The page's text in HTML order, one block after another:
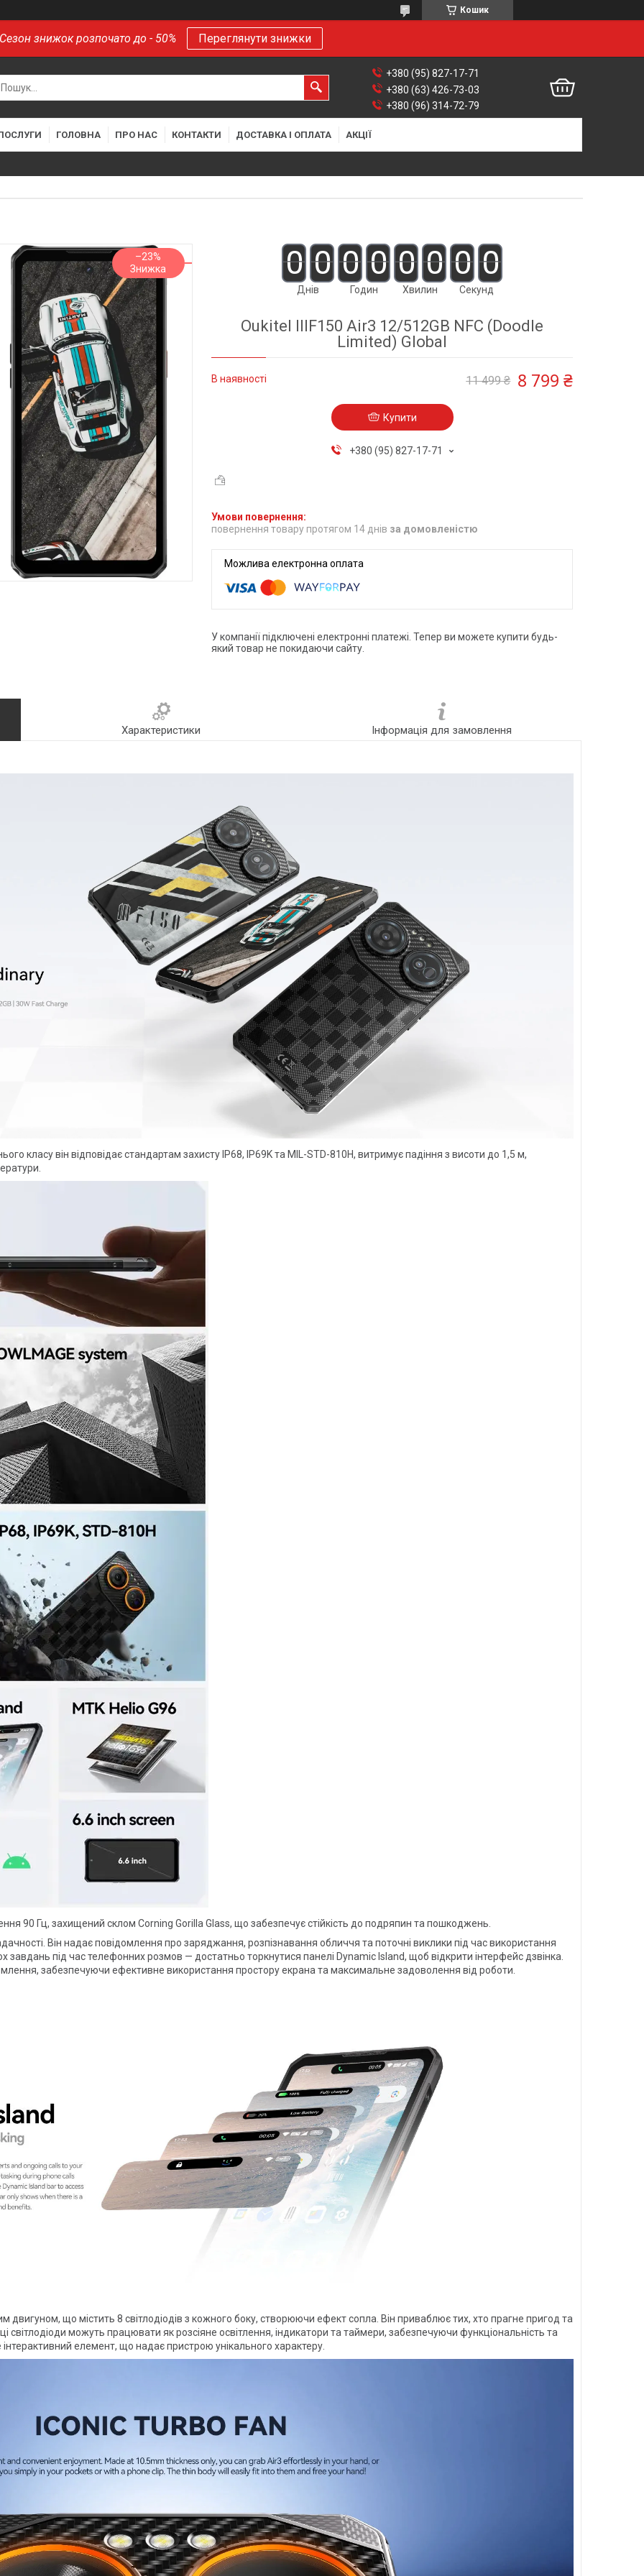
Кошик
Сезон знижок розпочато до - 50% Переглянути знижки
+380 (95) 827-17-71
+380 (63) 426-73-03
+380 (96) 314-72-79
ГОЛОВНА ПРО НАС КОНТАКТИ ДОСТАВКА І ОПЛАТА АКЦІЇ
–23% 0 0
Днів
0 0
Годин
0 0
Хвилин
0 0
Секунд
Oukitel IIIF150 Air3 12/512GB NFC (Doodle
Limited) Global
В наявності 11 499 ₴ 8 799 ₴
Купити
+380 (95) 827-17-71
повернення товару протягом 14 днів за домовленістю
У компанії підключені електронні платежі. Тепер ви можете купити будь-
який товар не покидаючи сайту.
Характеристики Інформація для замовлення
класу він відповідає стандартам захисту IP68, IP69K та MIL-STD-810H, витримує падіння з висоти до 1,5 м,
90 Гц, захищений склом Corning Gorilla Glass, що забезпечує стійкість до подряпин та пошкоджень.
Він надає повідомлення про заряджання, розпізнавання обличчя та поточні виклики під час використання
завдань під час телефонних розмов — достатньо торкнутися панелі Dynamic Island, щоб відкрити інтерфейс дзвінка.
забезпечуючи ефективне використання простору екрана та максимальне задоволення від роботи.
що містить 8 світлодіодів з кожного боку, створюючи ефект сопла. Він приваблює тих, хто прагне пригод та
світлодіоди можуть працювати як розсіяне освітлення, індикатори та таймери, забезпечуючи функціональність та
елемент, що надає пристрою унікального характеру.